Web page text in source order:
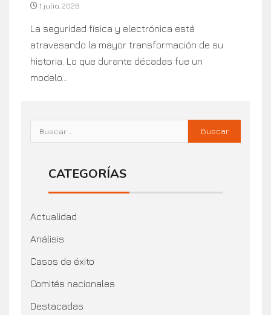
1 julio, 2026
La seguridad física y electrónica está
atravesando la mayor transformación de su
historia. Lo que durante décadas fue un
modelo...
CATEGORÍAS
Actualidad
Análisis
Casos de éxito
Comités nacionales
Destacadas